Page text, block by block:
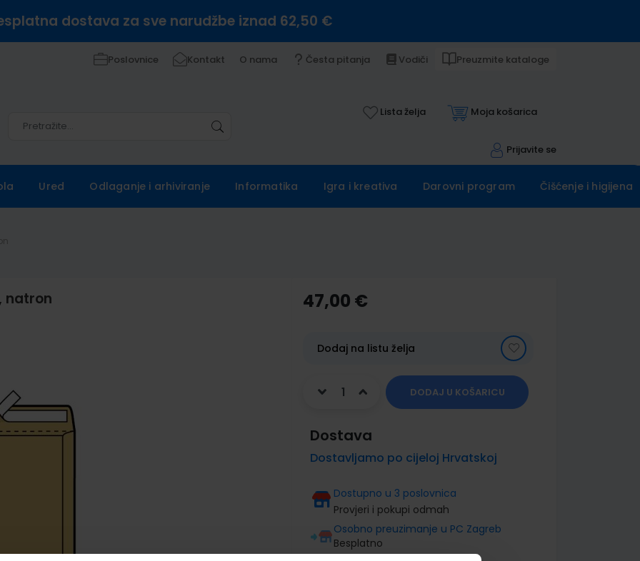
dostava za sve narudžbe iznad 62,50 €
Poslovnice Kontakt O nama Česta pitanja Vodiči Preuzmite kataloge
Lista želja Moja košarica
Prijavite se
Ured Odlaganje i arhiviranje Informatika Igra i kreativa Darovni program Čišćenje i higijena
natron 47,00 €
Dodaj na listu želja
DODAJ U KOŠARICU
Dostava
Dostavljamo po cijeloj Hrvatskoj
Dostupno u 3 poslovnica
Provjeri i pokupi odmah
Osobno preuzimanje u PC Zagreb
Besplatno